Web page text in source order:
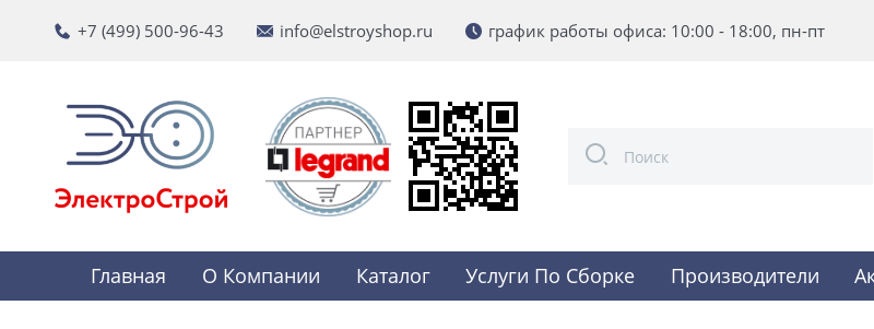
+7 (499) 500-96-43 info@elstroyshop.ru график работы офиса: 10:00 - 18:00, пн-пт
Главная О Компании Каталог Услуги По Сборке Производители